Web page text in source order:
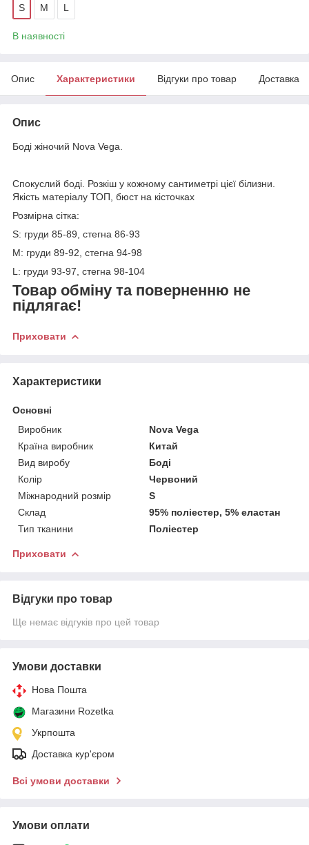
S M L
В наявності
Опис Характеристики Відгуки про товар Доставка
Опис
Боді жіночий Nova Vega.
Спокуслий боді. Розкіш у кожному сантиметрі цієї білизни.
Якість матеріалу ТОП, бюст на кісточках
Розмірна сітка:
S: груди 85-89, стегна 86-93
М: груди 89-92, стегна 94-98
L: груди 93-97, стегна 98-104
Товар обміну та поверненню не
підлягає!
Приховати
Характеристики
Основні
Виробник
Nova Vega
Країна виробник
Китай
Вид виробу
Боді
Колір
Червоний
Міжнародний розмір
S
Склад
95% поліестер, 5% еластан
Тип тканини
Поліестер
Приховати
Відгуки про товар
Ще немає відгуків про цей товар
Умови доставки
Нова Пошта
Магазини Rozetka
Укрпошта
Доставка кур'єром
Всі умови доставки
Умови оплати